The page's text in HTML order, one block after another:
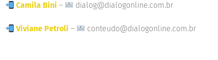
Camila Bini – dialog@dialogonline.com.br
Viviane Petroli – conteudo@dialogonline.com.br